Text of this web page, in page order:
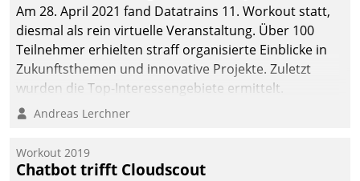
Zukunftspotenzial.
Am 28. April 2021 fand Datatrains 11. Workout statt,
diesmal als rein virtuelle Veranstaltung. Über 100
Teilnehmer erhielten straff organisierte Einblicke in
Zukunftsthemen und innovative Projekte. Zuletzt
wurden die Top-Interessengebiete ermittelt.
Andreas Lerchner
Workout 2019
Chatbot trifft Cloudscout